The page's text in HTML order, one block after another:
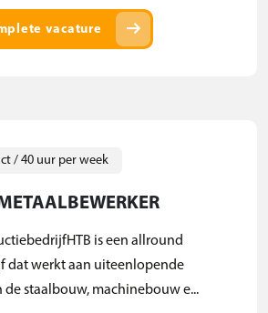
vacature arrow_right_alt
/ 40 uur per week
is een allround
dat werkt aan uiteenlopende
staalbouw, machinebouw e...